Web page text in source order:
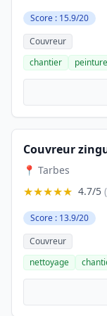
Score : 15.9/20
Couvreur
chantier
peinture
Couvreur
📍 Tarbes
★★★★★ 4.7/5
Score : 13.9/20
Couvreur
nettoyage